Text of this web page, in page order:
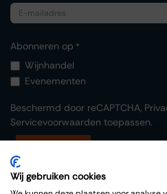
Abonneren op *
Wijnhandel
Evenementen
Beschermd door reCAPTCHA,
Servicevoorwaarden toepassen.
Wij gebruiken cookies